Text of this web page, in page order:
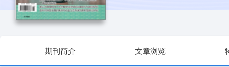
期刊简介 文章浏览